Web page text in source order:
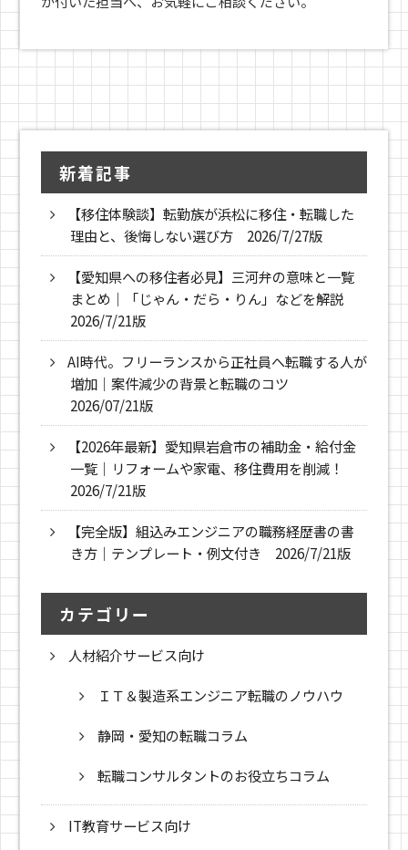
新着記事
【移住体験談】転勤族が浜松に移住・転職した
理由と、後悔しない選び方 2026/7/27版
【愛知県への移住者必見】三河弁の意味と一覧
まとめ｜「じゃん・だら・りん」などを解説
2026/7/21版
AI時代。フリーランスから正社員へ転職する人が
増加｜案件減少の背景と転職のコツ
2026/07/21版
【2026年最新】愛知県岩倉市の補助金・給付金
一覧｜リフォームや家電、移住費用を削減！
2026/7/21版
【完全版】組込みエンジニアの職務経歴書の書
き方｜テンプレート・例文付き 2026/7/21版
カテゴリー
人材紹介サービス向け
ＩＴ＆製造系エンジニア転職のノウハウ
静岡・愛知の転職コラム
転職コンサルタントのお役立ちコラム
IT教育サービス向け